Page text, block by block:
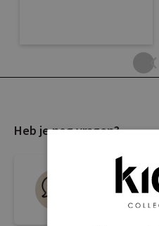
Heb je nog vragen?
Live chat
Snel